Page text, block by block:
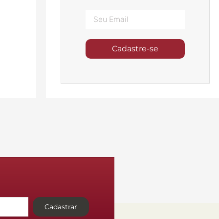
Cadastre-se
Cadastrar